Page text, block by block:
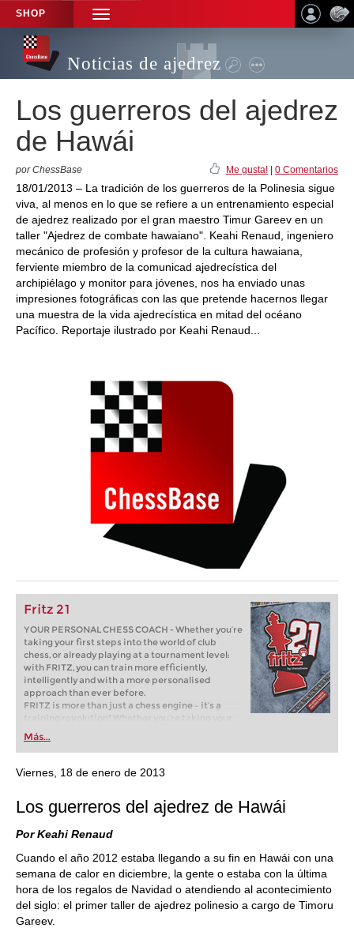
SHOP
TOGGLE
NAVIGATION
Noticias de ajedrez
Los guerreros del ajedrez
de Hawái
por ChessBase Me gusta! 0 Comentarios
18/01/2013 – La tradición de los guerreros de la Polinesia sigue
viva, al menos en lo que se refiere a un entrenamiento especial
de ajedrez realizado por el gran maestro Timur Gareev en un
taller "Ajedrez de combate hawaiano". Keahi Renaud, ingeniero
mecánico de profesión y profesor de la cultura hawaiana,
ferviente miembro de la comunicad ajedrecística del
archipiélago y monitor para jóvenes, nos ha enviado unas
impresiones fotográficas con las que pretende hacernos llegar
una muestra de la vida ajedrecística en mitad del océano
Pacífico. Reportaje ilustrado por Keahi Renaud...
Fritz 21
YOUR PERSONAL CHESS COACH - Whether you’re
taking your first steps into the world of club
chess, or already playing at a tournament level:
with FRITZ, you can train more efficiently,
intelligently and with a more personalised
approach than ever before.
FRITZ is more than just a chess engine – it’s a
training revolution! Whether you’re taking your
first steps into the world of club chess, or already
playing at a tournament level: with FRITZ, you can
train more efficiently, intelligently and with a
more personalised approach than ever before.
Más...
Viernes, 18 de enero de 2013
Los guerreros del ajedrez de Hawái
Por Keahi Renaud
Cuando el año 2012 estaba llegando a su fin en Hawái con una
semana de calor en diciembre, la gente o estaba con la última
hora de los regalos de Navidad o atendiendo al acontecimiento
del siglo: el primer taller de ajedrez polinesio a cargo de Timoru
Gareev.